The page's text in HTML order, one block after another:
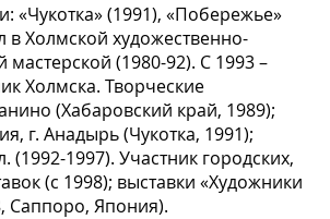
«Чукотка» (1991), «Побережье»
в Холмской художественно-
(1980-92). С 1993 –
Холмска. Творческие
(Хабаровский край, 1989);
г. Анадырь (Чукотка, 1991);
(1992-1997). Участник городских,
(с 1998); выставки «Художники
Саппоро, Япония).